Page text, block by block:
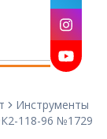
Инструменты
118-96 №1729